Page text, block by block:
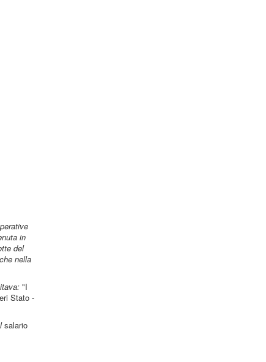
in
del
nella
"I
Stato -
salario